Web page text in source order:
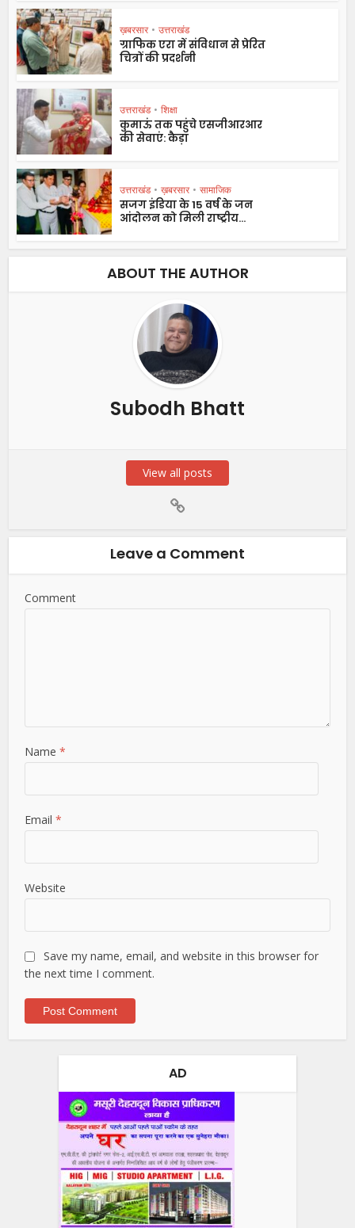
ख़बरसार • उत्तराखंड
ग्राफिक एरा में संविधान से प्रेरित
चित्रों की प्रदर्शनी
उत्तराखंड • शिक्षा
कुमाऊं तक पहुंचे एसजीआरआर
की सेवाएं: कैड़ा
उत्तराखंड • ख़बरसार • सामाजिक
सजग इंडिया के 15 वर्ष के जन
आंदोलन को मिली राष्ट्रीय...
ABOUT THE AUTHOR
Subodh Bhatt
View all posts
Leave a Comment
Comment
Name*
Email*
Website
Save my name, email, and website in this browser for
the next time I comment.
AD